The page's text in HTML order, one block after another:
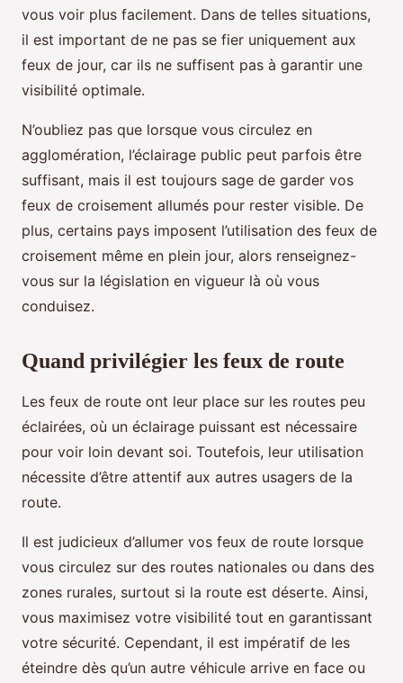
vous voir plus facilement. Dans de telles situations,
il est important de ne pas se fier uniquement aux
feux de jour, car ils ne suffisent pas à garantir une
visibilité optimale.
N’oubliez pas que lorsque vous circulez en
agglomération, l’éclairage public peut parfois être
suffisant, mais il est toujours sage de garder vos
feux de croisement allumés pour rester visible. De
plus, certains pays imposent l’utilisation des feux de
croisement même en plein jour, alors renseignez-
vous sur la législation en vigueur là où vous
conduisez.
Quand privilégier les feux de route
Les feux de route ont leur place sur les routes peu
éclairées, où un éclairage puissant est nécessaire
pour voir loin devant soi. Toutefois, leur utilisation
nécessite d’être attentif aux autres usagers de la
route.
Il est judicieux d’allumer vos feux de route lorsque
vous circulez sur des routes nationales ou dans des
zones rurales, surtout si la route est déserte. Ainsi,
vous maximisez votre visibilité tout en garantissant
votre sécurité. Cependant, il est impératif de les
éteindre dès qu’un autre véhicule arrive en face ou